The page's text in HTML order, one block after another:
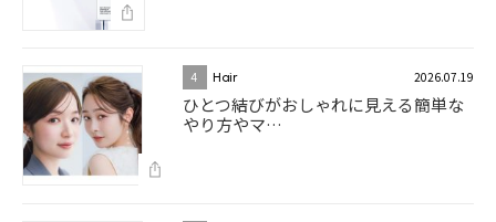
4 Hair 2026.07.19
ひとつ結びがおしゃれに見える簡単な
やり方やマ…